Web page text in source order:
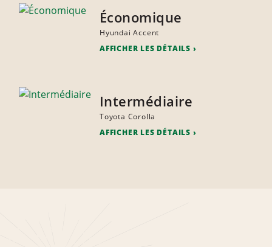
Économique
Hyundai Accent
AFFICHER LES DÉTAILS
Intermédiaire
Toyota Corolla
AFFICHER LES DÉTAILS